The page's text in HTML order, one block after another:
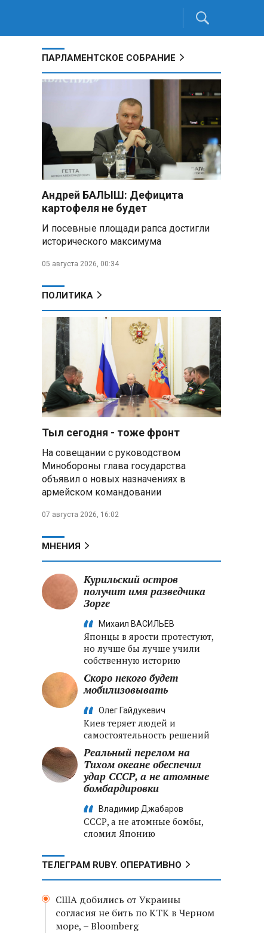
ПАРЛАМЕНТСКОЕ СОБРАНИЕ
Андрей БАЛЫШ: Дефицита
картофеля не будет
И посевные площади рапса достигли
исторического максимума
05 августа 2026, 00:34
ПОЛИТИКА
Тыл сегодня - тоже фронт
На совещании с руководством
Минобороны глава государства
объявил о новых назначениях в
армейском командовании
07 августа 2026, 16:02
МНЕНИЯ
Курильский остров
получит имя разведчика
Зорге
Михаил ВАСИЛЬЕВ
Японцы в ярости протестуют,
но лучше бы лучше учили
собственную историю
Скоро некого будет
мобилизовывать
Олег Гайдукевич
Киев теряет людей и
самостоятельность решений
Реальный перелом на
Тихом океане обеспечил
удар СССР, а не атомные
бомбардировки
Владимир Джабаров
СССР, а не атомные бомбы,
сломил Японию
ТЕЛЕГРАМ RUBY. ОПЕРАТИВНО
США добились от Украины
согласия не бить по КТК в Черном
море, – Bloomberg